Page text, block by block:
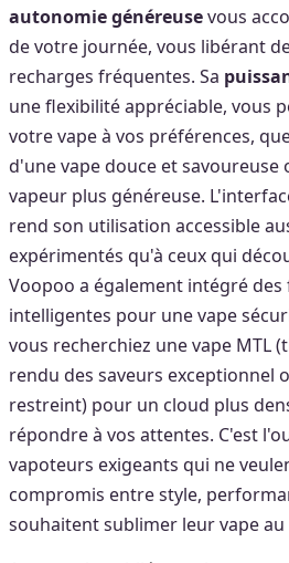
autonomie généreusevous
de votre journée, vous libérant
recharges fréquentes. Sa
une flexibilité appréciable, vous
votre vape à vos préférences,
d'une vape douce et
vapeur plus généreuse.
rend son utilisation accessible
expérimentés qu'à ceux qui
Voopoo a également intégré
intelligentes pour une vape
vous recherchiez une vape MTL
rendu des saveurs exceptionnel
restreint) pour un cloud plus
répondre à vos attentes. C'est
vapoteurs exigeants qui ne
compromis entre style,
souhaitent sublimer leur vape